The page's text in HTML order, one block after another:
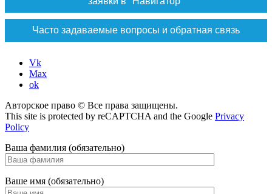
Часто задаваемые вопросы и обратная связь
Vk
Max
ok
Авторское право © Все права защищены.
This site is protected by reCAPTCHA and the Google Privacy
Policy
Ваша фамилия (обязательно)
Ваше имя (обязательно)